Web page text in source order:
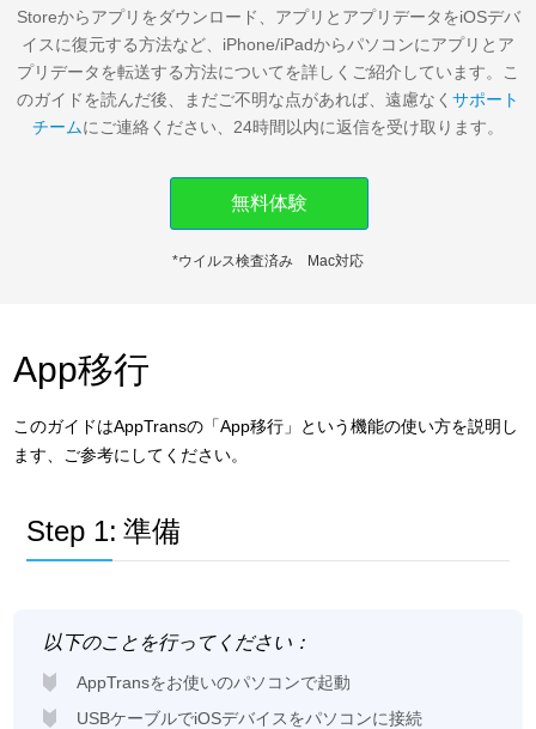
便利ツール
ソリューション
Storeからアプリをダウンロード、アプリとアプリデータをiOSデバ
イスに復元する方法など、iPhone/iPadからパソコンにアプリとア
プリデータを転送する方法についてを詳しくご紹介しています。こ
のガイドを読んだ後、まだご不明な点があれば、遠慮なく サポート
チームにご連絡ください、24時間以内に返信を受け取ります。
無料体験
*ウイルス検査済み Mac対応
App移行
このガイドはAppTransの「App移行」という機能の使い方を説明し
ます、ご参考にしてください。
Step 1: 準備
以下のことを行ってください：
AppTransをお使いのパソコンで起動
USBケーブルでiOSデバイスをパソコンに接続